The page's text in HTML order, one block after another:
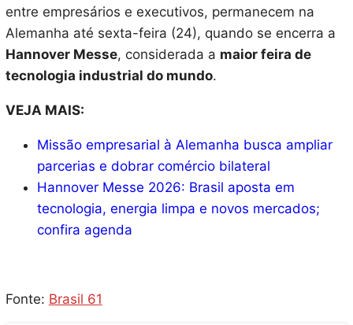
entre empresários e executivos, permanecem na
Alemanha até sexta-feira (24), quando se encerra a
Hannover Messe, considerada a maior feira de
tecnologia industrial do mundo.
VEJA MAIS:
Missão empresarial à Alemanha busca ampliar
parcerias e dobrar comércio bilateral
Hannover Messe 2026: Brasil aposta em
tecnologia, energia limpa e novos mercados;
confira agenda
Fonte: Brasil 61